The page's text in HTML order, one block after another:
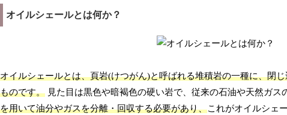
オイルシェールとは何か？
オイルシェールとは、頁岩(けつがん)と呼ばれる堆積岩の一種に、閉
ものです。 見た目は黒色や暗褐色の硬い岩で、従来の石油や天然ガス
を用いて油分やガスを分離・回収する必要があり、これがオイルシェ